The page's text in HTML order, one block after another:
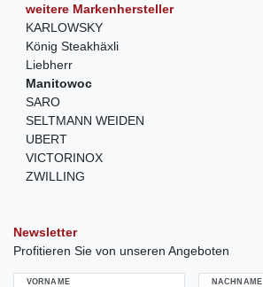
weitere Markenhersteller
KARLOWSKY
König Steakhäxli
Liebherr
Manitowoc
SARO
SELTMANN WEIDEN
UBERT
VICTORINOX
ZWILLING
Newsletter
Profitieren Sie von unseren Angeboten
VORNAME NACHNAME